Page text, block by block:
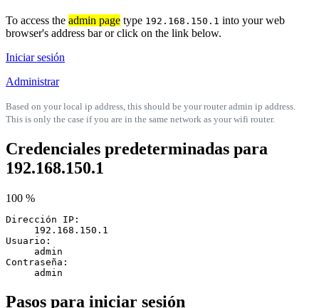
To access the admin page type 192.168.150.1 into your web
browser's address bar or click on the link below.
Iniciar sesión
Administrar
Based on your local ip address, this should be your router admin ip address.
This is only the case if you are in the same network as your wifi router.
Credenciales predeterminadas para
192.168.150.1
100 %
Dirección IP:
192.168.150.1
Usuario:
admin
Contraseña:
admin
Pasos para iniciar sesión